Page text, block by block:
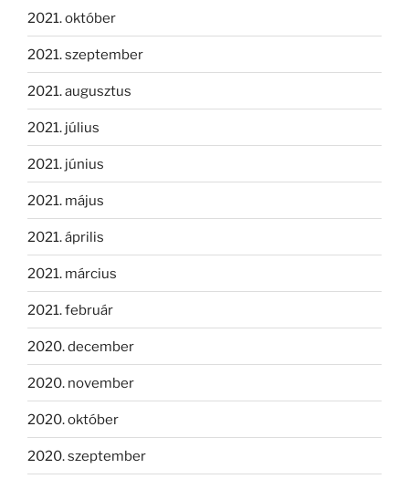
2021. október
2021. szeptember
2021. augusztus
2021. július
2021. június
2021. május
2021. április
2021. március
2021. február
2020. december
2020. november
2020. október
2020. szeptember